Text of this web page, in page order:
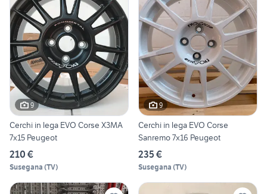
9
Cerchi in lega EVO Corse X3MA
7x15 Peugeot
210 €
Susegana (TV)
9
Cerchi in lega EVO Corse
Sanremo 7x16 Peugeot
235 €
Susegana (TV)